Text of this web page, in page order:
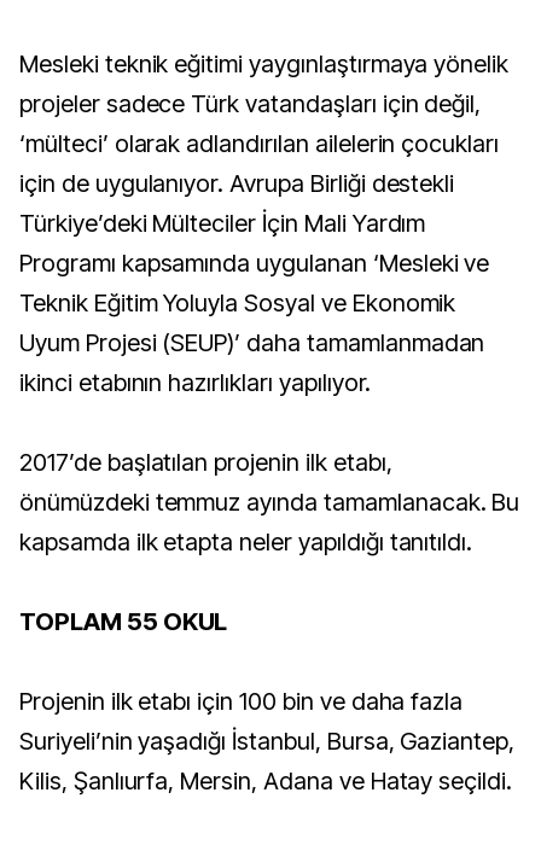
Mesleki teknik eğitimi yaygınlaştırmaya yönelik
projeler sadece Türk vatandaşları için değil,
‘mülteci’ olarak adlandırılan ailelerin çocukları
için de uygulanıyor. Avrupa Birliği destekli
Türkiye’deki Mülteciler İçin Mali Yardım
Programı kapsamında uygulanan ‘Mesleki ve
Teknik Eğitim Yoluyla Sosyal ve Ekonomik
Uyum Projesi (SEUP)’ daha tamamlanmadan
ikinci etabının hazırlıkları yapılıyor.
2017’de başlatılan projenin ilk etabı,
önümüzdeki temmuz ayında tamamlanacak. Bu
kapsamda ilk etapta neler yapıldığı tanıtıldı.
TOPLAM 55 OKUL
Projenin ilk etabı için 100 bin ve daha fazla
Suriyeli’nin yaşadığı İstanbul, Bursa, Gaziantep,
Kilis, Şanlıurfa, Mersin, Adana ve Hatay seçildi.